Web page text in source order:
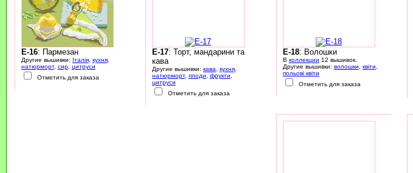
E-16: Пармезан
Другие вышивки: Італія, кухня,
натюрморт, сир, цитруси
Отметить для заказа
E-17: Торт, мандарини та
кава
Другие вышивки: кава кухня,
натюрморт, плоди фрукти
цитруси
Отметить для заказа
E-18: Волошки
В коллекции 12 вышивок.
Другие вышивки: волошки квіти
польові квіти
Отметить для заказа